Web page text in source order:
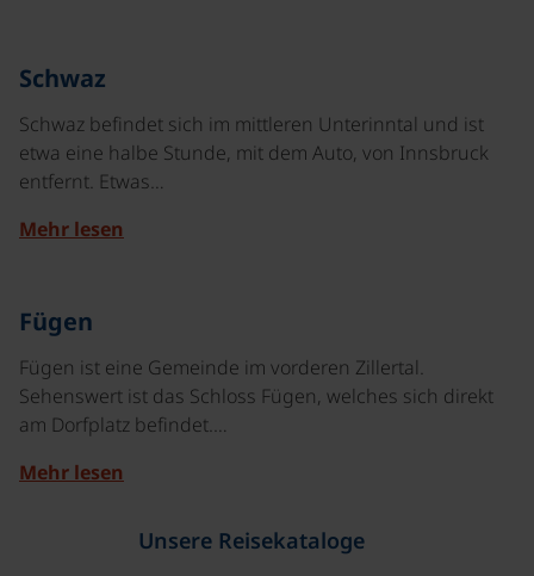
Schwaz
Schwaz befindet sich im mittleren Unterinntal und ist
etwa eine halbe Stunde, mit dem Auto, von Innsbruck
entfernt. Etwas…
Mehr lesen
Fügen
Fügen ist eine Gemeinde im vorderen Zillertal.
Sehenswert ist das Schloss Fügen, welches sich direkt
am Dorfplatz befindet.…
Mehr lesen
Unsere Reisekataloge